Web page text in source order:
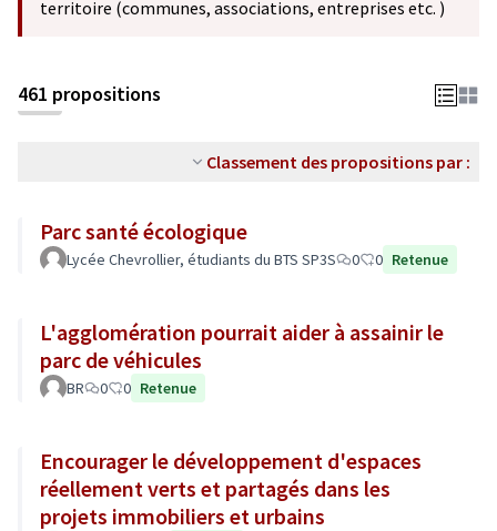
territoire (communes, associations, entreprises etc. )
461 propositions
Classement des propositions par :
Parc santé écologique
Lycée Chevrollier, étudiants du BTS SP3S 0 0 Retenue
L'agglomération pourrait aider à assainir le
parc de véhicules
BR 0 0 Retenue
Encourager le développement d'espaces
réellement verts et partagés dans les
projets immobiliers et urbains